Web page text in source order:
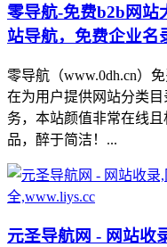
零导航-免费b2b网站
站导航，免费企业名
零导航（www.0dh.cn）
在为用户提供网站分类
务，本站颜值非常在线
品，醉于简洁！...
元圣导航网 - 网站收